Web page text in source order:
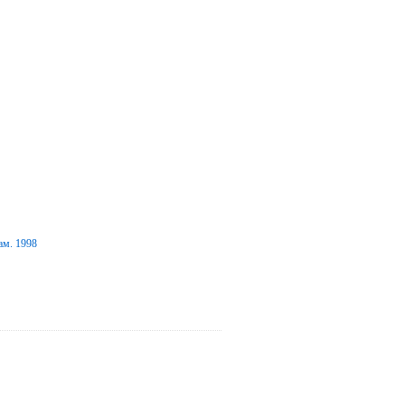
1998